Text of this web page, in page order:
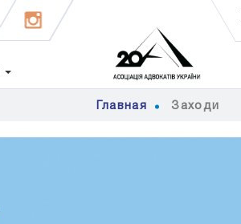
Главная Заходи